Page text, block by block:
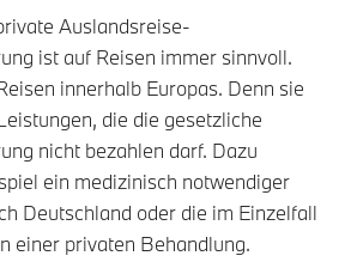
Auslandsreise-
ist auf Reisen immer sinnvoll.
innerhalb Europas. Denn sie
die die gesetzliche
nicht bezahlen darf. Dazu
ein medizinisch notwendiger
Deutschland oder die im Einzelfall
einer privaten Behandlung.